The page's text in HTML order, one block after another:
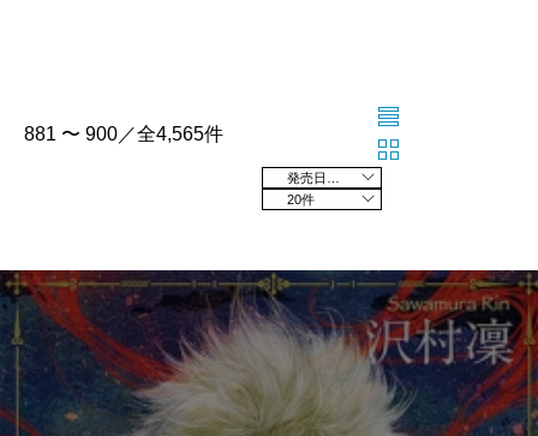
881 〜 900／全4,565件
20件